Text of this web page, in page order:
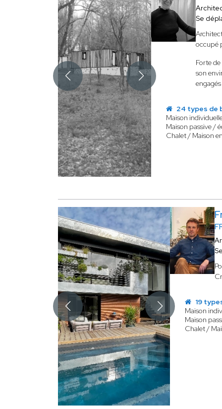
Se
occupé
Forte
son
24 types de
Maison
Maison passive /
Chalet / Maison
19
Maison
Maison
Chalet /